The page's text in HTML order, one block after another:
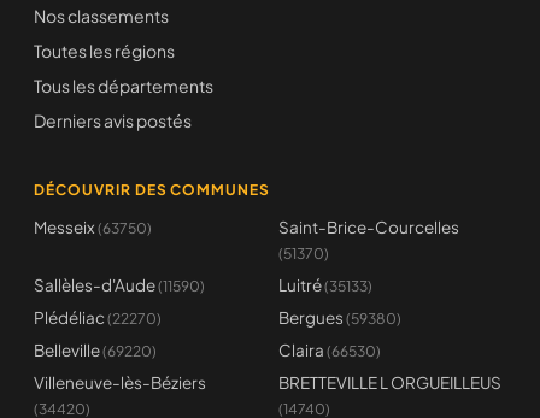
Nos classements
Toutes les régions
Tous les départements
Derniers avis postés
DÉCOUVRIR DES COMMUNES
Messeix (63750) Saint-Brice-Courcelles
(51370)
Sallèles-d'Aude(11590) Luitré(35133)
Plédéliac (22270) Bergues (59380)
Belleville(69220) Claira (66530)
Villeneuve-lès-Béziers
(34420)
BRETTEVILLE L ORGUEILLEUS
(14740)